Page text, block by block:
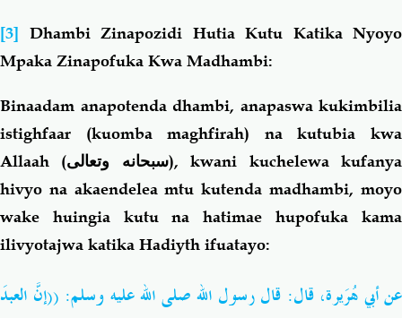
[3] Dhambi Zinapozidi Hutia Kutu Katika Nyoyo
Mpaka Zinapofuka Kwa Madhambi:
Binaadam anapotenda dhambi, anapaswa kukimbilia
istighfaar (kuomba maghfirah) na kutubia kwa
Allaah (سبحانه وتعالى), kwani kuchelewa kufanya
hivyo na akaendelea mtu kutenda madhambi, moyo
wake huingia kutu na hatimae hupofuka kama
ilivyotajwa katika Hadiyth ifuatayo:
عن أبي هُرَيرة، قال: قال رسول الله صلى الله عليه وسلم: ((إنَّ العبدَ